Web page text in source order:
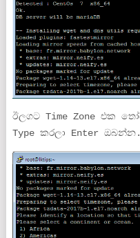
ඊලගට Time Zone එක
Type කරලා Enter ඔබන්න.